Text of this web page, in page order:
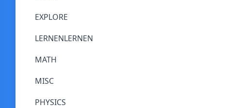
EXPLORE
LERNENLERNEN
MATH
MISC
PHYSICS